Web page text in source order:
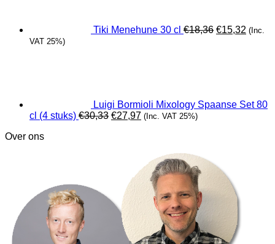
Tiki Menehune 30 cl €18,36 €15,32 (Inc.
VAT 25%)
Luigi Bormioli Mixology Spaanse Set 80
cl (4 stuks) €30,33 Oorspronkelijke
€27,97Huidige
(Inc. VAT 25%)
Over ons